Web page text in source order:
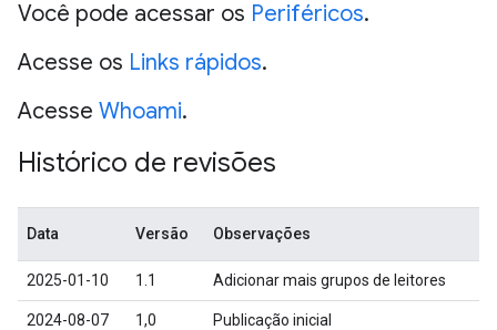
Você pode acessar os Periféricos.
Acesse os Links rápidos.
Acesse Whoami.
Histórico de revisões
Data Versão Observações
2025-01-10 1.1 Adicionar mais grupos de leitores
2024-08-07 1,0 Publicação inicial